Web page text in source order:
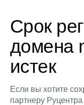
Срок
домена
истек
Если вы хотите
партнеру